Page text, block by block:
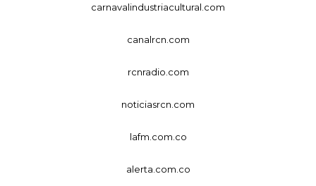
carnavalindustriacultural.com
canalrcn.com
rcnradio.com
noticiasrcn.com
lafm.com.co
alerta.com.co